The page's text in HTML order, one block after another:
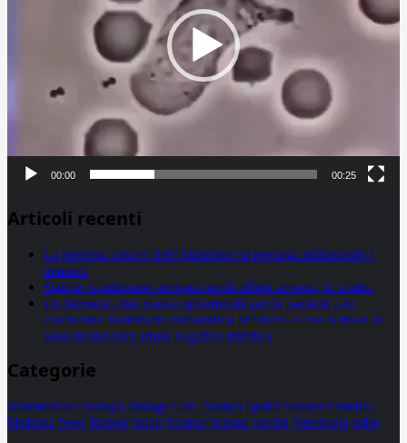
00:00 00:25
Articoli recenti
La proteina chiave dell’Alzheimer si propaga utilizzando i
neuroni
Statine: inutilmente attribuiti molti effetti avversi, lo studio
Un farmaco, due nuove opportunità per le pazienti con
carcinoma mammario metastatico hr+/her2- e con tumore al
seno metastatico triplo negativo (mtnbc)
Categorie
alimentazione biologia Biology Com. Stampa Epatiti featured Genetica
Medicina News Ricerca Salute Science Scienza vaccini Veterinaria video